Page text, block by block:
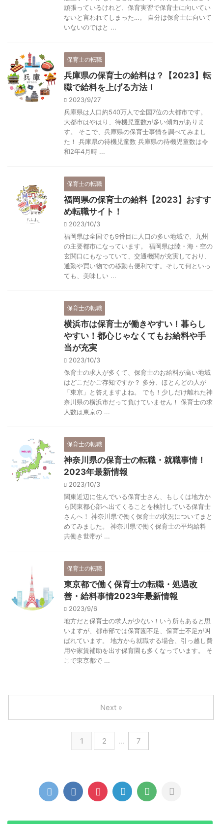
頑張っているけれど、保育実習で保育士に向いてい
ないと言われてしまった…。 自分は保育士に向いて
いないのではと ...
保育士の転職
兵庫県の保育士の給料は？【2023】転
職で給料を上げる方法！
2023/9/27
兵庫県は人口約540万人で全国7位の大都市です。
大都市はやはり、待機児童数が多い傾向がありま
す。 そこで、兵庫県の保育士事情を調べてみまし
た！ 兵庫県の待機児童数 兵庫県の待機児童数は令
和2年4月時 ...
保育士の転職
福岡県の保育士の給料【2023】おすす
め転職サイト！
2023/10/3
福岡県は全国でも9番目に人口の多い地域で、九州
の主要都市になっています。 福岡県は陸・海・空の
玄関口にもなっていて、交通機関が充実しており、
通勤や買い物での移動も便利です。そして何といっ
ても、美味しい ...
保育士の転職
横浜市は保育士が働きやすい！暮らし
やすい！都心じゃなくてもお給料や手
当が充実
2023/10/3
保育士の求人が多くて、保育士のお給料が高い地域
はどこだかご存知ですか？ 多分、ほとんどの人が
「東京」と答えますよね。 でも！少しだけ離れた神
奈川県の横浜市だって負けていません！ 保育士の求
人数は東京の ...
保育士の転職
神奈川県の保育士の転職・就職事情！
2023年最新情報
2023/10/3
関東近辺に住んでいる保育士さん、もしくは地方か
ら関東都心部へ出てくることを検討している保育士
さんへ！ 神奈川県で働く保育士の状況についてまと
めてみました。 神奈川県で働く保育士の平均給料
共働き世帯が ...
保育士の転職
東京都で働く保育士の転職・処遇改
善・給料事情2023年最新情報
2023/9/6
地方だと保育士の求人が少ない！いう所もあると思
いますが、都市部では保育園不足、保育士不足が叫
ばれています。 地方から就職する場合、引っ越し費
用や家賃補助を出す保育園も多くなっています。 そ
こで東京都で ...
1 2 … 7
Next »